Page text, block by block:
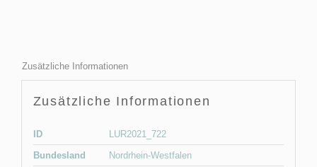
Zusätzliche Informationen
Zusätzliche Informationen
ID
LUR2021_722
Bundesland
Nordrhein-Westfalen